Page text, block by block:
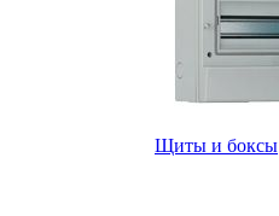
Щиты и боксы